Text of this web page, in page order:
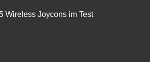
Wireless Joycons im Test